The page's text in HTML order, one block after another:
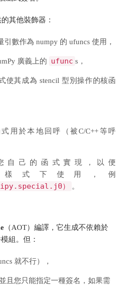
其他裝飾器：
引數作為 numpy 的 ufuncs 使用，
廣義上的 ufunc s，
使其成為 stencil 型別操作的核函
用於本地回呼（被C/C++等呼
您自己的函式實現，以便
式下使用，例
） 。
（AOT）編譯，它生成不依賴於
組。但：
就不行），
且您只能指定一種簽名，如果需